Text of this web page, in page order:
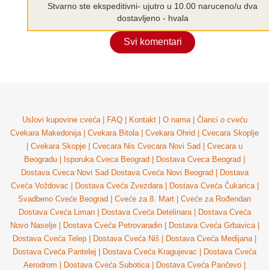
Stvarno ste ekspeditivni- ujutro u 10.00 naruceno/u dva
dostavljeno - hvala
Svi komentari
Uslovi kupovine cveća FAQ Kontakt O nama
Članci o cveću
Cvekara Makedonija
Cvekara Bitola Cvekara Ohrid
Cvecara Skoplje
Cvekara Skopje Cvecara Nis Cvecara Novi Sad
Cvecara u
Beogradu
Isporuka Cveca Beograd Dostava Cveca Beograd
Dostava Cveca Novi Sad Dostava Cveća Novi Beograd
Dostava
Cveća Voždovac
Dostava Cveća Zvezdara Dostava Cveća Čukarica
Svadbeno Cveće Beograd
Cveće za 8. Mart
Cveće za Rođendan
Dostava Cveća Liman
Dostava Cveća Detelinara
Dostava Cveća
Novo Naselje
Dostava Cveća Petrovaradin Dostava Cveća Grbavica
Dostava Cveća Telep
Dostava Cveća Niš Dostava Cveća Medijana
Dostava Cveća Pantelej
Dostava Cveća Kragujevac
Dostava Cveća
Aerodrom
Dostava Cveća Subotica Dostava Cveća Pančevo